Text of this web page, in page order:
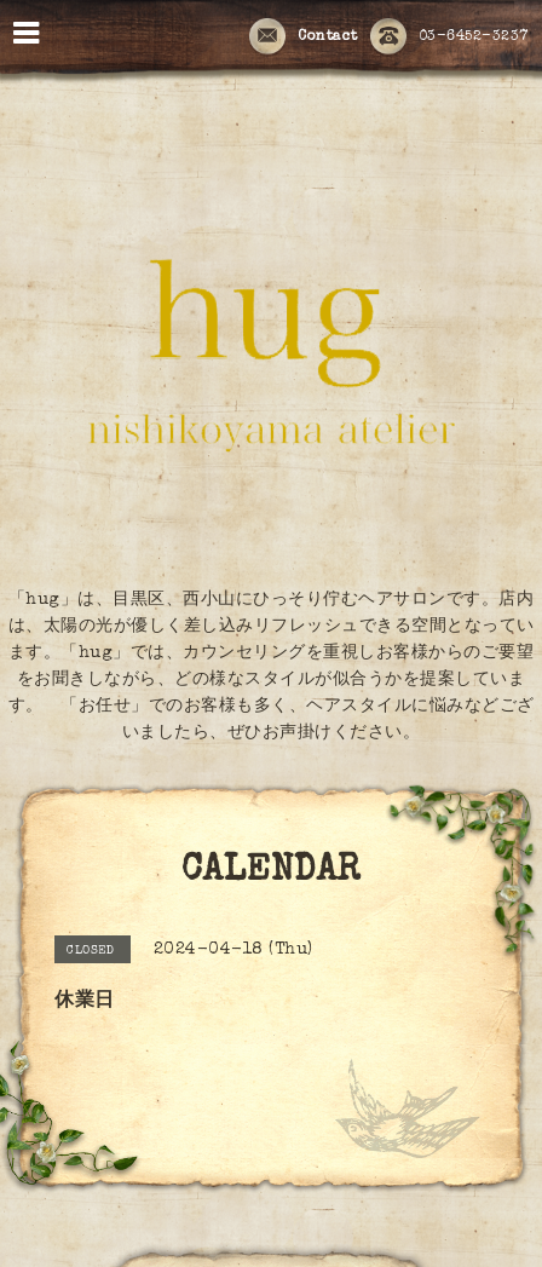
03-6452-3237
Contact
「hug」は、目黒区、西小山にひっそり佇むヘアサロンです。店内
は、太陽の光が優しく差し込みリフレッシュできる空間となってい
ます。「hug」では、カウンセリングを重視しお客様からのご要望
をお聞きしながら、どの様なスタイルが似合うかを提案していま
す。 「お任せ」でのお客様も多く、ヘアスタイルに悩みなどござ
いましたら、ぜひお声掛けください。
CALENDAR
CLOSED 2024-04-18 (Thu)
休業日